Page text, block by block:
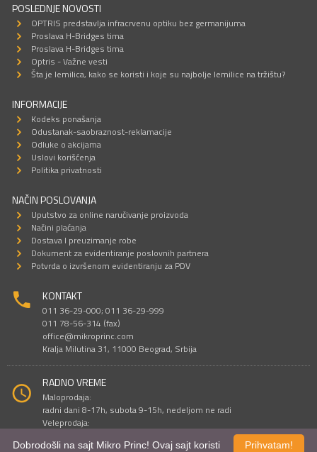
POSLEDNJE NOVOSTI
OPTRIS predstavlja infracrvenu optiku bez germanijuma
Proslava H-Bridges tima
Proslava H-Bridges tima
Optris - Važne vesti
Šta je lemilica, kako se koristi i koje su najbolje lemilice na tržištu?
INFORMACIJE
Kodeks ponašanja
Odustanak-saobraznost-reklamacije
Odluke o akcijama
Uslovi korišćenja
Politika privatnosti
NAČIN POSLOVANJA
Uputstvo za online naručivanje proizvoda
Načini plaćanja
Dostava I preuzimanje robe
Dokument za evidentiranje poslovnih partnera
Potvrda o izvršenom evidentiranju za PDV
KONTAKT
011 36-29-000; 011 36-29-999
011 78-56-314 (fax)
office@mikroprinc.com
Kralja Milutina 31, 11000 Beograd, Srbija
RADNO VREME
Maloprodaja:
radni dani 8-17h, subota 9-15h, nedeljom ne radi
Veleprodaja:
Prihvatam!
Dobrodošli na sajt Mikro Princ! Ovaj sajt koristi